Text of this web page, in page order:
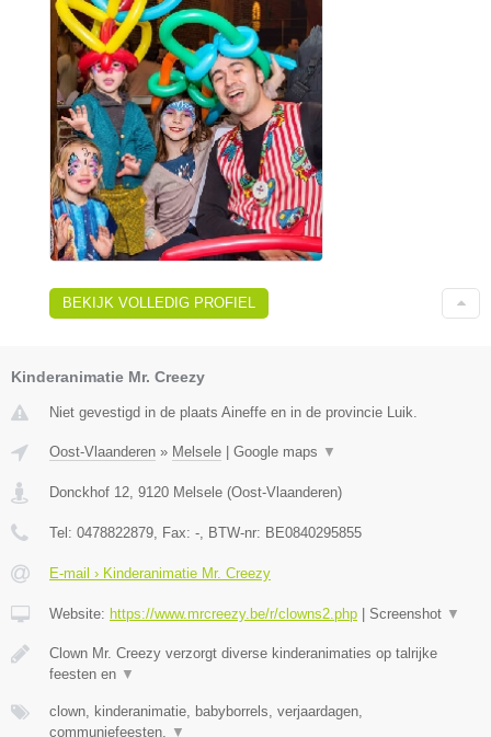
BEKIJK VOLLEDIG PROFIEL
Kinderanimatie Mr. Creezy
Niet gevestigd in de plaats Aineffe en in de provincie Luik.
Oost-Vlaanderen » Melsele Google maps ▼
Donckhof 12, 9120 Melsele (Oost-Vlaanderen)
Tel: 0478822879, Fax: -, BTW-nr: BE0840295855
E-mail › Kinderanimatie Mr. Creezy
Website: https://www.mrcreezy.be/r/clowns2.php Screenshot ▼
Clown Mr. Creezy verzorgt diverse kinderanimaties op talrijke
feesten en ▼
clown, kinderanimatie, babyborrels, verjaardagen,
communiefeesten, ▼